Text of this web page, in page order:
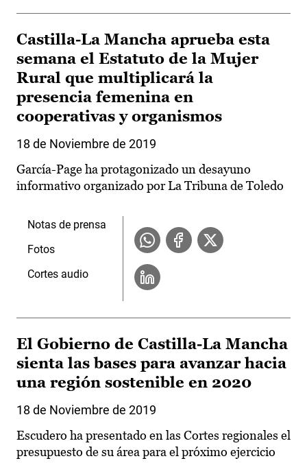
Castilla-La Mancha aprueba esta
semana el Estatuto de la Mujer
Rural que multiplicará la
presencia femenina en
cooperativas y organismos
18 de Noviembre de 2019
García-Page ha protagonizado un desayuno
informativo organizado por La Tribuna de Toledo
Notas de prensa
Fotos
Cortes audio
El Gobierno de Castilla-La Mancha
sienta las bases para avanzar hacia
una región sostenible en 2020
18 de Noviembre de 2019
Escudero ha presentado en las Cortes regionales el
presupuesto de su área para el próximo ejercicio